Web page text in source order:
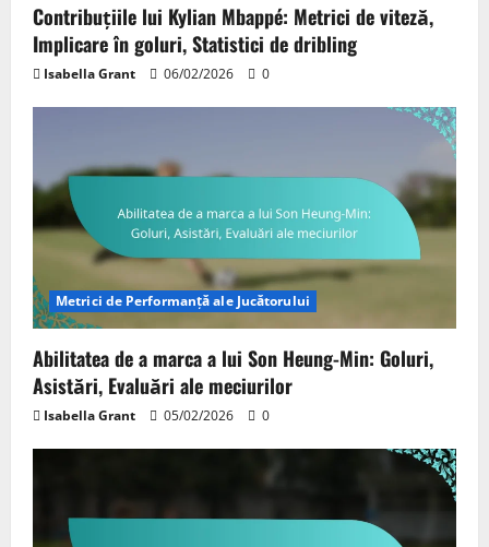
Contribuțiile lui Kylian Mbappé: Metrici de viteză,
Implicare în goluri, Statistici de dribling
Isabella Grant 06/02/2026 0
Metrici de Performanță ale Jucătorului
Abilitatea de a marca a lui Son Heung-Min: Goluri,
Asistări, Evaluări ale meciurilor
Isabella Grant 05/02/2026 0